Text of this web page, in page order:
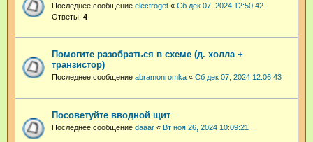
Последнее сообщение electroget « Сб дек 07, 2024 12:50:42
Ответы: 4
Помогите разобраться в схеме (д. холла +
транзистор)
Последнее сообщение abramonromka « Сб дек 07, 2024 12:06:43
Посоветуйте вводной щит
Последнее сообщение daaar « Вт ноя 26, 2024 10:09:21